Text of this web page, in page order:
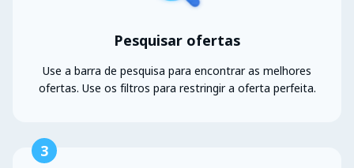
Pesquisar ofertas
Use a barra de pesquisa para encontrar as melhores
ofertas. Use os filtros para restringir a oferta perfeita.
3